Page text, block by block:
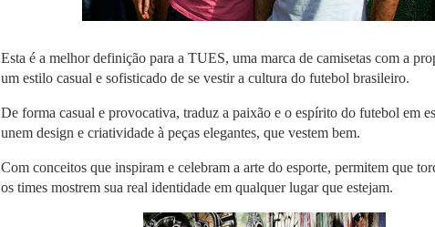
Esta é a melhor definição para a TUES, uma marca de camisetas com a
um estilo casual e sofisticado de se vestir a cultura do futebol brasileiro.
De forma casual e provocativa, traduz a paixão e o espírito do futebol em
unem design e criatividade à peças elegantes, que vestem bem.
Com conceitos que inspiram e celebram a arte do esporte, permitem que
os times mostrem sua real identidade em qualquer lugar que estejam.